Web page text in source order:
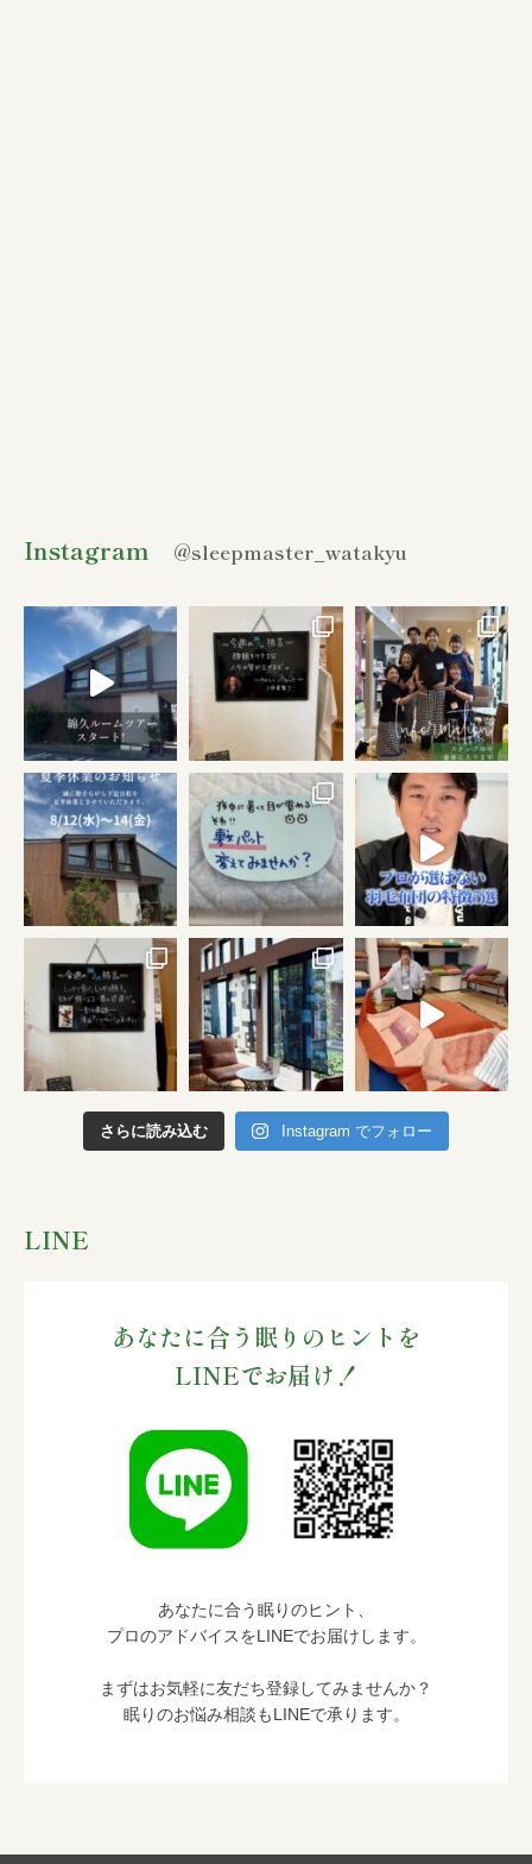
Instagram @sleepmaster_watakyu
さらに読み込む Instagram でフォロー
LINE
あなたに合う眠りのヒントを
LINEでお届け！
あなたに合う眠りのヒント、
プロのアドバイスをLINEでお届けします。
まずはお気軽に友だち登録してみませんか？
眠りのお悩み相談もLINEで承ります。